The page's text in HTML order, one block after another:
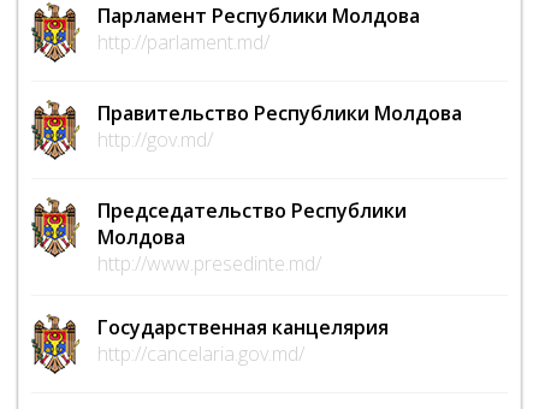
Парламент Республики Молдова
http://parlament.md/
Правительство Республики Молдова
http://gov.md/
Председательство Республики
Молдова
http://www.presedinte.md/
Государственная канцелярия
http://cancelaria.gov.md/